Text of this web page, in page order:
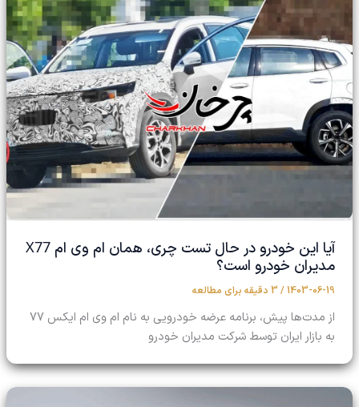
آیا این خودرو در حال تست چری، همان ام وی ام X77
مدیران خودرو است؟
1403-06-19
/ 3 دقیقه برای مطالعه
از مدت‌ها پیش، برنامه عرضه خودرویی به نام ام وی ام ایکس 77
به بازار ایران توسط شرکت مدیران خودرو